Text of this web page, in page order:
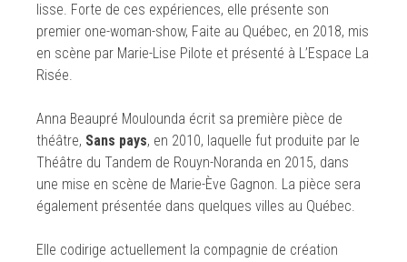
lisse. Forte de ces expériences, elle présente son
premier one-woman-show, Faite au Québec, en 2018, mis
en scène par Marie-Lise Pilote et présenté à L’Espace La
Risée.
Anna Beaupré Moulounda écrit sa première pièce de
théâtre, Sans pays, en 2010, laquelle fut produite par le
Théâtre du Tandem de Rouyn-Noranda en 2015, dans
une mise en scène de Marie-Ève Gagnon. La pièce sera
également présentée dans quelques villes au Québec.
Elle codirige actuellement la compagnie de création